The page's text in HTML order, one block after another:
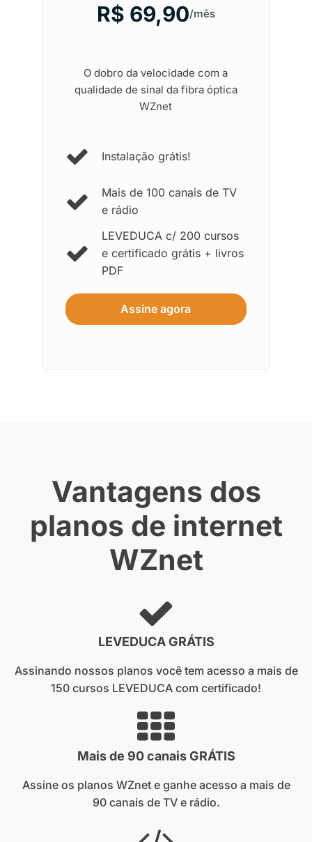
R$ 69,90/mês
O dobro da velocidade com a
qualidade de sinal da fibra óptica
WZnet
Instalação grátis!
Mais de 100 canais de TV
e rádio
LEVEDUCA c/ 200 cursos
e certificado grátis + livros
PDF
Assine agora
Vantagens dos
planos de internet
WZnet
LEVEDUCA GRÁTIS
Assinando nossos planos você tem acesso a mais de
150 cursos LEVEDUCA com certificado!
Mais de 90 canais GRÁTIS
Assine os planos WZnet e ganhe acesso a mais de
90 canais de TV e rádio.